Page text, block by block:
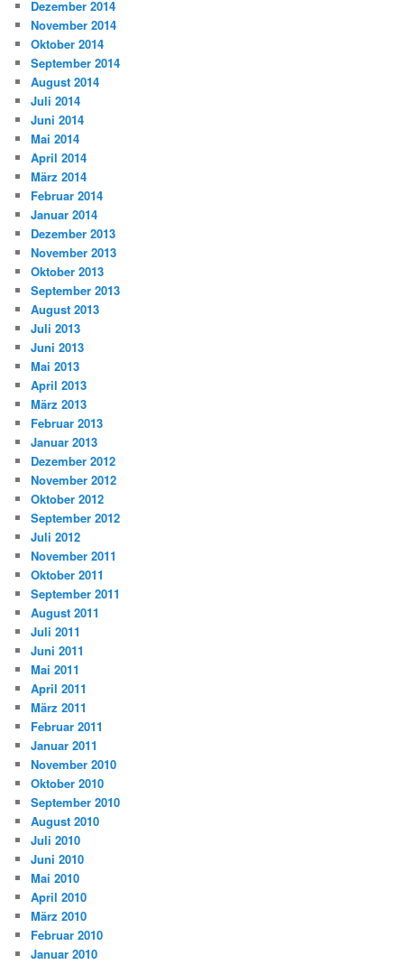
Dezember 2014
November 2014
Oktober 2014
September 2014
August 2014
Juli 2014
Juni 2014
Mai 2014
April 2014
März 2014
Februar 2014
Januar 2014
Dezember 2013
November 2013
Oktober 2013
September 2013
August 2013
Juli 2013
Juni 2013
Mai 2013
April 2013
März 2013
Februar 2013
Januar 2013
Dezember 2012
November 2012
Oktober 2012
September 2012
Juli 2012
November 2011
Oktober 2011
September 2011
August 2011
Juli 2011
Juni 2011
Mai 2011
April 2011
März 2011
Februar 2011
Januar 2011
November 2010
Oktober 2010
September 2010
August 2010
Juli 2010
Juni 2010
Mai 2010
April 2010
März 2010
Februar 2010
Januar 2010